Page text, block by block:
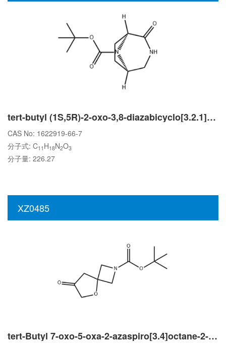
tert-butyl (1S,5R)-2-oxo-3,8-diazabicyclo[3.2.1]octane-8-carboxylate
CAS No: 1622919-66-7
分子式: C11 H18N2O3
分子量: 226.27
XZ0485
tert-Butyl 7-oxo-5-oxa-2-azaspiro[3.4]octane-2-carboxylate